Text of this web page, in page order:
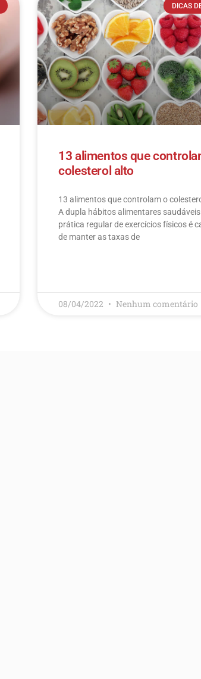
DICAS
13 alimentos que
colesterol alto
13 alimentos que controlam o
A dupla hábitos alimentares saudáveis
prática regular de exercícios físicos é
de manter as taxas de
08/04/2022 Nenhum comentário